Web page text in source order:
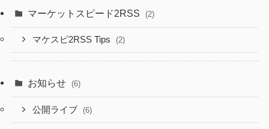
マーケットスピード2RSS (2)
マケスピ2RSS Tips (2)
お知らせ (6)
公開ライブ (6)